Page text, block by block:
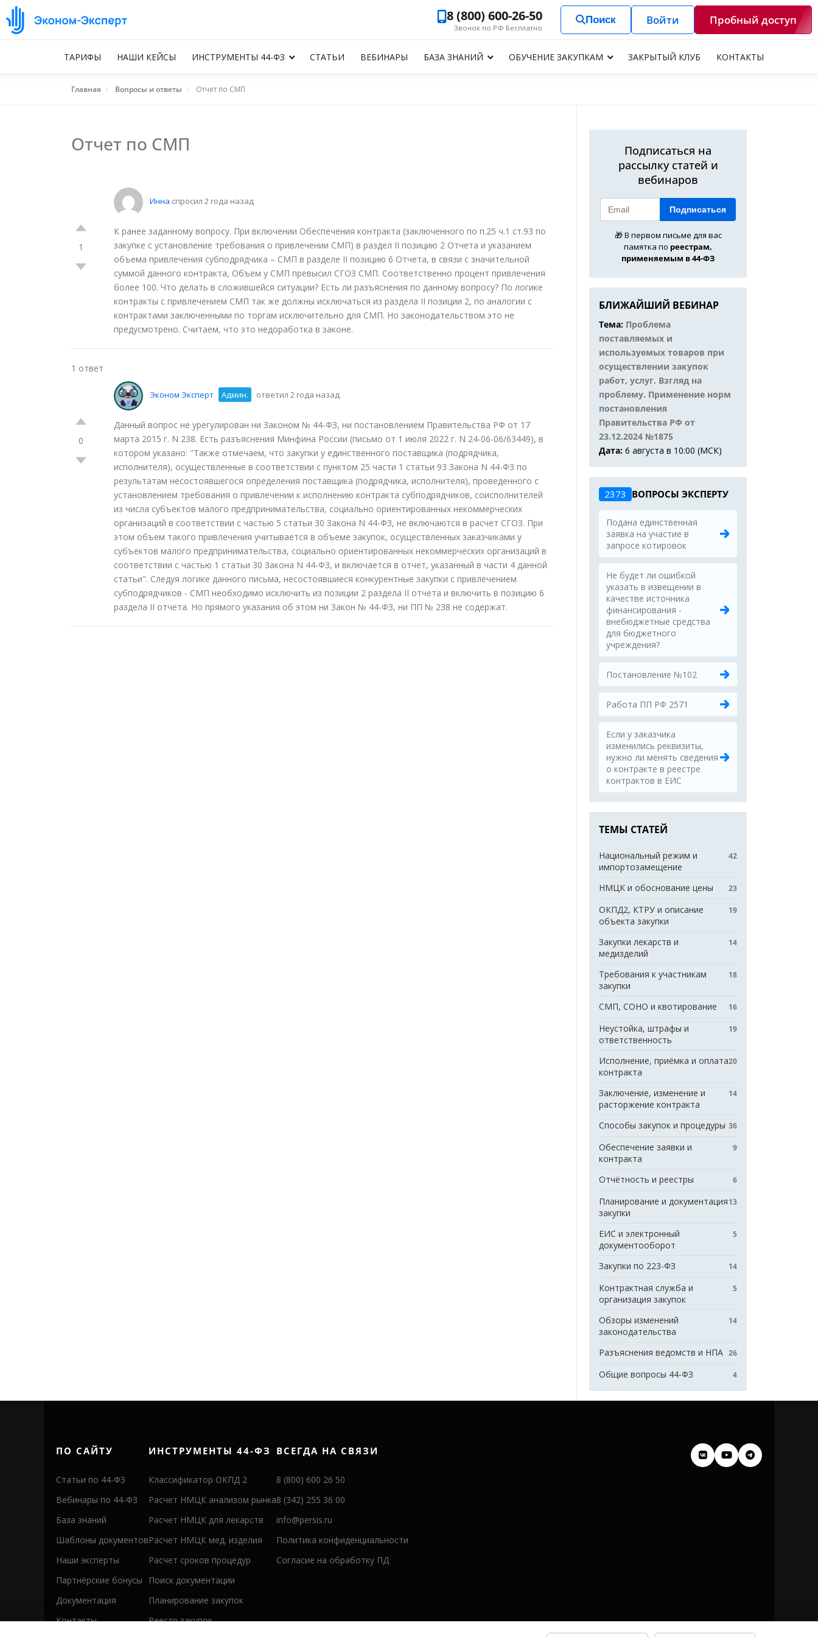
8 (800) 600-26-50
Звонок по РФ Бесплатно
Поиск Войти Пробный доступ
ТАРИФЫ НАШИ КЕЙСЫ ИНСТРУМЕНТЫ 44-ФЗ СТАТЬИ ВЕБИНАРЫ БАЗА ЗНАНИЙ ОБУЧЕНИЕ ЗАКУПКАМ ЗАКРЫТЫЙ КЛУБ КОНТАКТЫ
Главная › Вопросы и ответы › Отчет по СМП
Отчет по СМП
1
Инна спросил 2 года назад
К ранее заданному вопросу. При включении Обеспечения контракта (заключенного по п.25 ч.1 ст.93 по
закупке с установление требования о привлечении СМП) в раздел II позицию 2 Отчета и указанием
объема привлечения субподрядчика – СМП в разделе II позицию 6 Отчета, в связи с значительной
суммой данного контракта, Объем у СМП превысил СГОЗ СМП. Соответственно процент привлечения
более 100. Что делать в сложившейся ситуации? Есть ли разъяснения по данному вопросу? По логике
контракты с привлечением СМП так же должны исключаться из раздела II позиции 2, по аналогии с
контрактами заключенными по торгам исключительно для СМП. Но законодательством это не
предусмотрено. Считаем, что это недоработка в законе.
1 ответ
0
Эконом Эксперт Админ. ответил 2 года назад
Данный вопрос не урегулирован ни Законом № 44-ФЗ, ни постановлением Правительства РФ от 17
марта 2015 г. N 238. Есть разъяснения Минфина России (письмо от 1 июля 2022 г. N 24-06-06/63449), в
котором указано: "Также отмечаем, что закупки у единственного поставщика (подрядчика,
исполнителя), осуществленные в соответствии с пунктом 25 части 1 статьи 93 Закона N 44-ФЗ по
результатам несостоявшегося определения поставщика (подрядчика, исполнителя), проведенного с
установлением требования о привлечении к исполнению контракта субподрядчиков, соисполнителей
из числа субъектов малого предпринимательства, социально ориентированных некоммерческих
организаций в соответствии с частью 5 статьи 30 Закона N 44-ФЗ, не включаются в расчет СГОЗ. При
этом объем такого привлечения учитывается в объеме закупок, осуществленных заказчиками у
субъектов малого предпринимательства, социально ориентированных некоммерческих организаций в
соответствии с частью 1 статьи 30 Закона N 44-ФЗ, и включается в отчет, указанный в части 4 данной
статьи". Следуя логике данного письма, несостоявшиеся конкурентные закупки с привлечением
субподрядчиков - СМП необходимо исключить из позиции 2 раздела II отчета и включить в позицию 6
раздела II отчета. Но прямого указания об этом ни Закон № 44-ФЗ, ни ПП № 238 не содержат.
Подписаться на
рассылку статей и
вебинаров
Подписаться
🎁 В первом письме для вас
памятка по реестрам,
применяемым в 44-ФЗ
БЛИЖАЙШИЙ ВЕБИНАР
Тема: Проблема
поставляемых и
используемых товаров при
осуществлении закупок
работ, услуг. Взгляд на
проблему. Применение норм
постановления
Правительства РФ от
23.12.2024 №1875
Дата: 6 августа в 10:00 (МСК)
2373 ВОПРОСЫ ЭКСПЕРТУ
Подана единственная
заявка на участие в
запросе котировок
Не будет ли ошибкой
указать в извещении в
качестве источника
финансирования -
внебюджетные средства
для бюджетного
учреждения?
Постановление №102
Работа ПП РФ 2571
Если у заказчика
изменились реквизиты,
нужно ли менять сведения
о контракте в реестре
контрактов в ЕИС
ТЕМЫ СТАТЕЙ
Национальный режим и
импортозамещение
42
НМЦК и обоснование цены 23
ОКПД2, КТРУ и описание
объекта закупки
19
Закупки лекарств и
медизделий
14
Требования к участникам
закупки
18
СМП, СОНО и квотирование 16
Неустойка, штрафы и
ответственность
19
Исполнение, приёмка и оплата
контракта
20
Заключение, изменение и
расторжение контракта
14
Способы закупок и процедуры 36
Обеспечение заявки и
контракта
9
Отчётность и реестры 6
Планирование и документация
закупки
13
ЕИС и электронный
документооборот
5
Закупки по 223-ФЗ 14
Контрактная служба и
организация закупок
5
Обзоры изменений
законодательства
14
Разъяснения ведомств и НПА 26
Общие вопросы 44-ФЗ 4
ПО САЙТУ
Статьи по 44-ФЗ
Вебинары по 44-ФЗ
База знаний
Шаблоны документов
Наши эксперты
Партнёрские бонусы
Документация
Контакты
ИНСТРУМЕНТЫ 44-ФЗ
Классификатор ОКПД 2
Расчет НМЦК анализом рынка
Расчет НМЦК для лекарств
Расчет НМЦК мед. изделия
Расчет сроков процедур
Поиск документации
Планирование закупок
Реестр закупок
ВСЕГДА НА СВЯЗИ
8 (800) 600 26 50
8 (342) 255 36 00
info@persis.ru
Политика конфиденциальности
Согласие на обработку ПД